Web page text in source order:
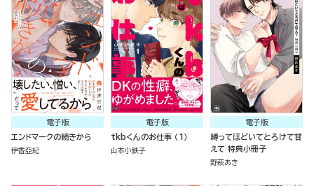
電子版
エンドマークの続きから
伊香亞紀
電子版
tkbくんのお仕事 （1）
山本小鉄子
電子版
縛ってほどいてとろけて甘
えて 特典小冊子
野萩あき